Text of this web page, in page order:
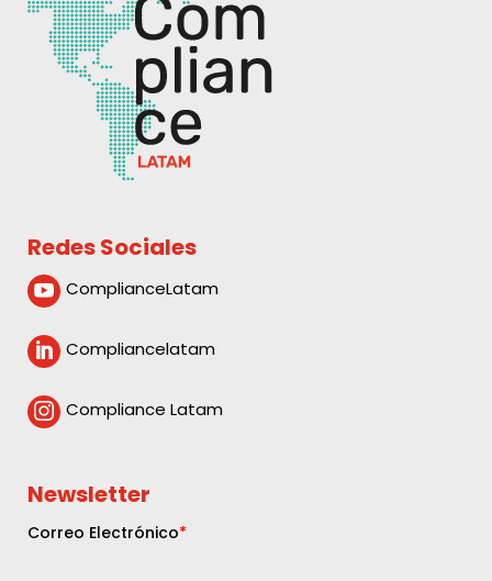
Redes Sociales
 ComplianceLatam
 Compliancelatam
 Compliance Latam
Newsletter